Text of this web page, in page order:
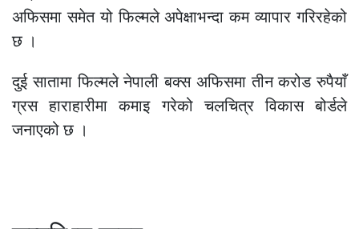
अफिसमा समेत यो फिल्मले अपेक्षाभन्दा कम व्यापार गरिरहेको
छ ।
दुई सातामा फिल्मले नेपाली बक्स अफिसमा तीन करोड रुपैयाँ
ग्रस हाराहारीमा कमाइ गरेको चलचित्र विकास बोर्डले
जनाएको छ ।